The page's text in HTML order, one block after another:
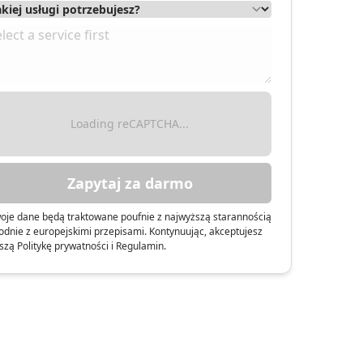
Loading reCAPTCHA...
Zapytaj za darmo
dane będą traktowane poufnie z najwyższą starannością
z europejskimi przepisami. Kontynuując, akceptujesz
Politykę prywatności i Regulamin.